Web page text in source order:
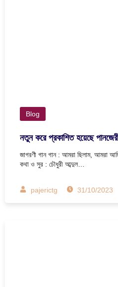
Blog
নতুন করে প্রকাশিত হয়েছে
জাগরণী গান গান : আমরা ছিলাম, আমরা
কথা ও সুর : চৌধুরী আব্দুল…
pajerictg 31/10/2023